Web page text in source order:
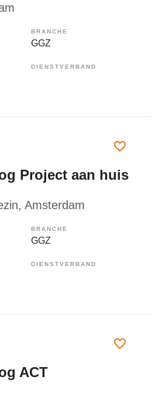
BRANCHE
GGZ
DIENSTVERBAND
Project aan huis
, Amsterdam
BRANCHE
GGZ
DIENSTVERBAND
ACT